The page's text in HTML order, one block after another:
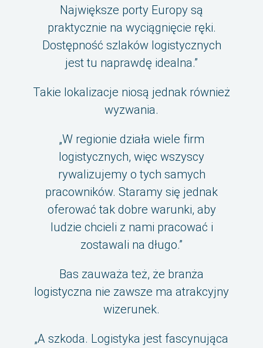
Największe porty Europy są
praktycznie na wyciągnięcie ręki.
Dostępność szlaków logistycznych
jest tu naprawdę idealna.”
Takie lokalizacje niosą jednak również
wyzwania.
„W regionie działa wiele firm
logistycznych, więc wszyscy
rywalizujemy o tych samych
pracowników. Staramy się jednak
oferować tak dobre warunki, aby
ludzie chcieli z nami pracować i
zostawali na długo.”
Bas zauważa też, że branża
logistyczna nie zawsze ma atrakcyjny
wizerunek.
„A szkoda. Logistyka jest fascynująca